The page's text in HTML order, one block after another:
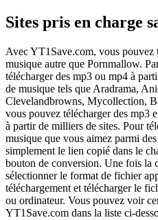
Sites pris en charge
Avec YT1Save.com, vous pouvez
musique autre que Pornmallow.
télécharger des mp3 ou mp4 à
de musique tels que Aradrama,
Clevelandbrowns, Mycollection,
vous pouvez télécharger des mp3
à partir de milliers de sites. Pour
musique que vous aimez parmi
simplement le lien copié dans le
bouton de conversion. Une fois la
sélectionner le format de fichier
téléchargement et télécharger le
ou ordinateur. Vous pouvez voir
YT1Save.com dans la liste ci-